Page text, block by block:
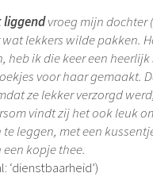
liggendvroeg mijn dochter
lekkers wilde pakken.
heb ik die keer een
voor haar gemaakt.
ze lekker verzorgd
vindt zij het ook leuk
leggen, met een
kopje thee.